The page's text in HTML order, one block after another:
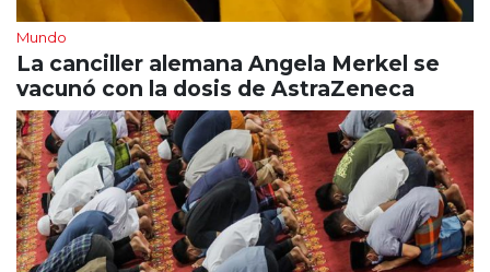
Mundo
La canciller alemana Angela Merkel se
vacunó con la dosis de AstraZeneca